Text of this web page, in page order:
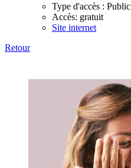
Type d'accès : Public
Accès: gratuit
Site internet
Retour